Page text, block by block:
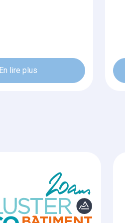
En lire plus